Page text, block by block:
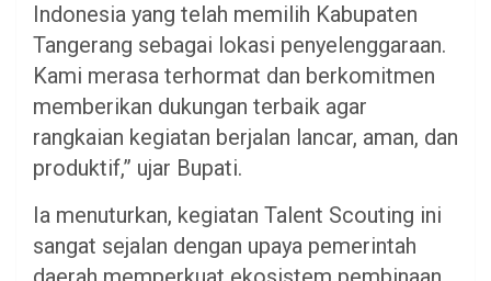
Indonesia yang telah memilih Kabupaten
Tangerang sebagai lokasi penyelenggaraan.
Kami merasa terhormat dan berkomitmen
memberikan dukungan terbaik agar
rangkaian kegiatan berjalan lancar, aman, dan
produktif,” ujar Bupati.
Ia menuturkan, kegiatan Talent Scouting ini
sangat sejalan dengan upaya pemerintah